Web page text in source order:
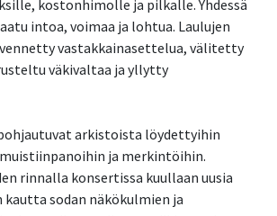
kostonhimolle ja pilkalle. Yhdessä
intoa, voimaa ja lohtua. Laulujen
vastakkainasettelua, välitetty
väkivaltaa ja yllytty
arkistoista löydettyihin
ja merkintöihin.
rinnalla konsertissa kuullaan uusia
kautta sodan näkökulmien ja